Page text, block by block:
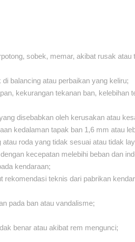
sobek, memar, akibat rusak
balancing atau perbaikan yang keliru;
kekurangan tekanan ban, kelebihan
disebabkan oleh kerusakan atau
kedalaman tapak ban 1,6 mm atau
roda yang tidak sesuai atau tidak
kecepatan melebihi beban dan
kendaraan;
teknis dari pabrikan
pada ban atau vandalisme;
benar atau akibat rem mengunci;